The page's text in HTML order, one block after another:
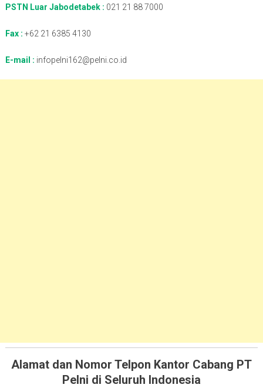
PSTN Luar Jabodetabek : 021 21 88 7000
Fax : +62 21 6385 4130
E-mail : infopelni162@pelni.co.id
Alamat dan Nomor Telpon Kantor Cabang PT
Pelni di Seluruh Indonesia